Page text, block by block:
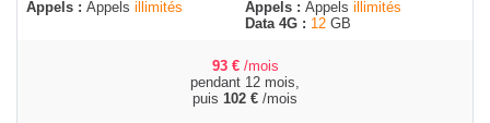
Appels : Appels illimités
Appels : Appels illimités
Data 4G : 12 GB
93 € /mois
pendant 12 mois,
puis 102 € /mois